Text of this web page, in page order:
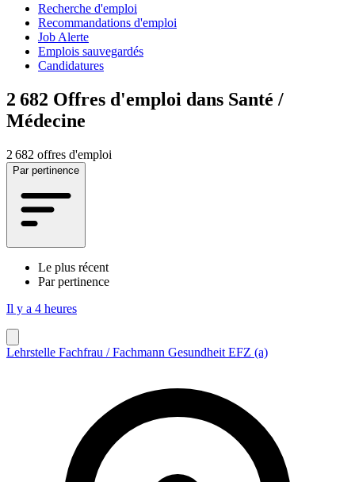
Recherche d'emploi
Recommandations d'emploi
Job Alerte
Emplois sauvegardés
Candidatures
2 682 Offres d'emploi dans Santé /
Médecine
2 682 offres d'emploi
Par pertinence
Le plus récent
Par pertinence
Il y a 4 heures
Lehrstelle Fachfrau / Fachmann Gesundheit EFZ (a)